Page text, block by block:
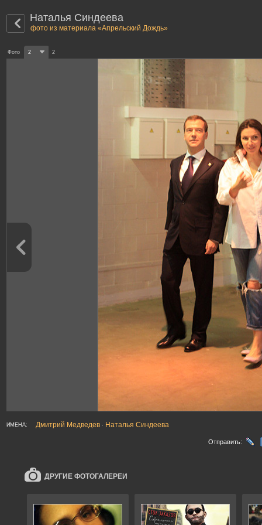
Наталья Синдеева
фото из материала «Апрельский Дождь»
Фото 2 2
ИМЕНА: Дмитрий Медведев · Наталья Синдеева
Отправить:
ДРУГИЕ ФОТОГАЛЕРЕИ